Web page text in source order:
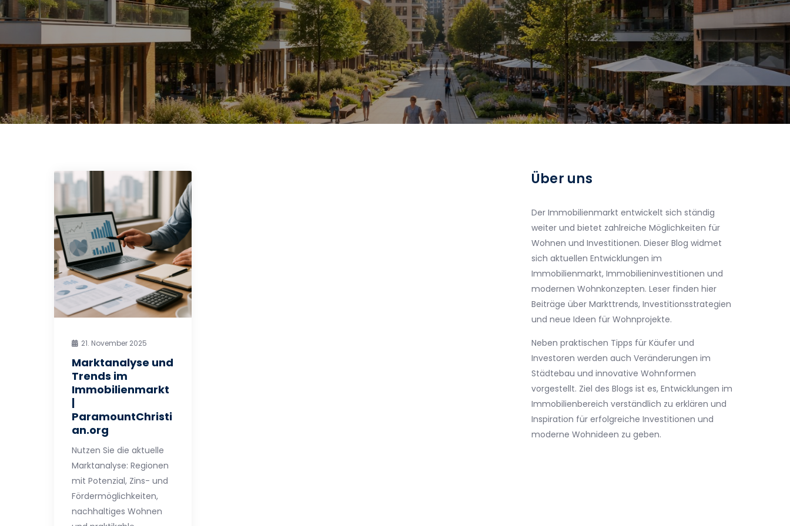
21. November 2025
Marktanalyse und
Trends im
Immobilienmarkt
ParamountChristi
an.org
Nutzen Sie die aktuelle
Marktanalyse: Regionen
mit Potenzial, Zins- und
Fördermöglichkeiten,
nachhaltiges Wohnen
Über uns
Der Immobilienmarkt entwickelt sich ständig
weiter und bietet zahlreiche Möglichkeiten für
Wohnen und Investitionen. Dieser Blog widmet
sich aktuellen Entwicklungen im
Immobilienmarkt, Immobilieninvestitionen und
modernen Wohnkonzepten. Leser finden hier
Beiträge über Markttrends, Investitionsstrategien
und neue Ideen für Wohnprojekte.
Neben praktischen Tipps für Käufer und
Investoren werden auch Veränderungen im
Städtebau und innovative Wohnformen
vorgestellt. Ziel des Blogs ist es, Entwicklungen im
Immobilienbereich verständlich zu erklären und
Inspiration für erfolgreiche Investitionen und
moderne Wohnideen zu geben.